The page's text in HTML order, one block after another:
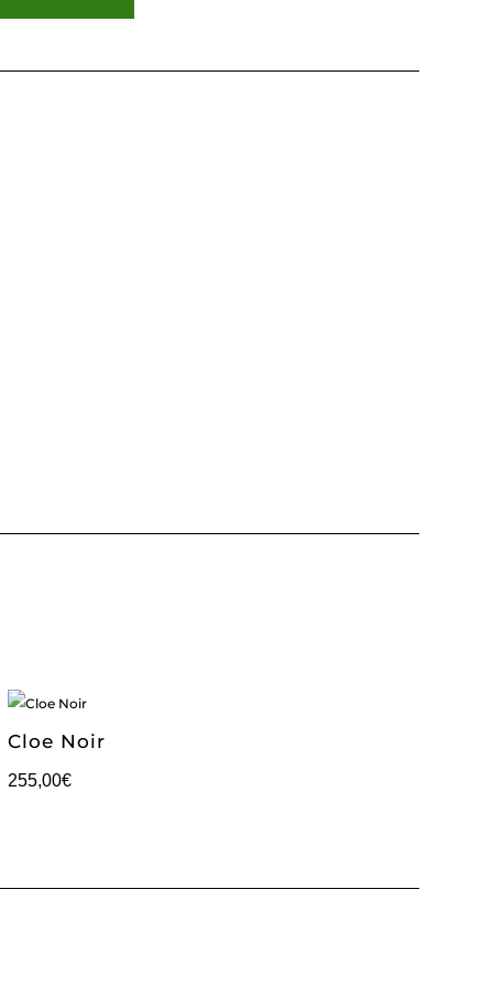
Cloe Noir
255,00€